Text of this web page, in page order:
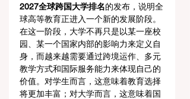
2027全球跨国大学排名的发布，说明全
球高等教育正进入一个新的发展阶段。
在这一阶段，大学不再只是以某一座校
园、某一个国家内部的影响力来定义自
身，而越来越需要通过跨境运作、多元
教学方式和国际服务能力来体现自己的
价值。对学生而言，这意味着教育选择
将更加丰富；对大学而言，这意味着国